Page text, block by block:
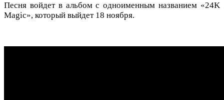
Песня войдет в альбом с одноименным названием «24K
Magic», который выйдет 18 ноября.